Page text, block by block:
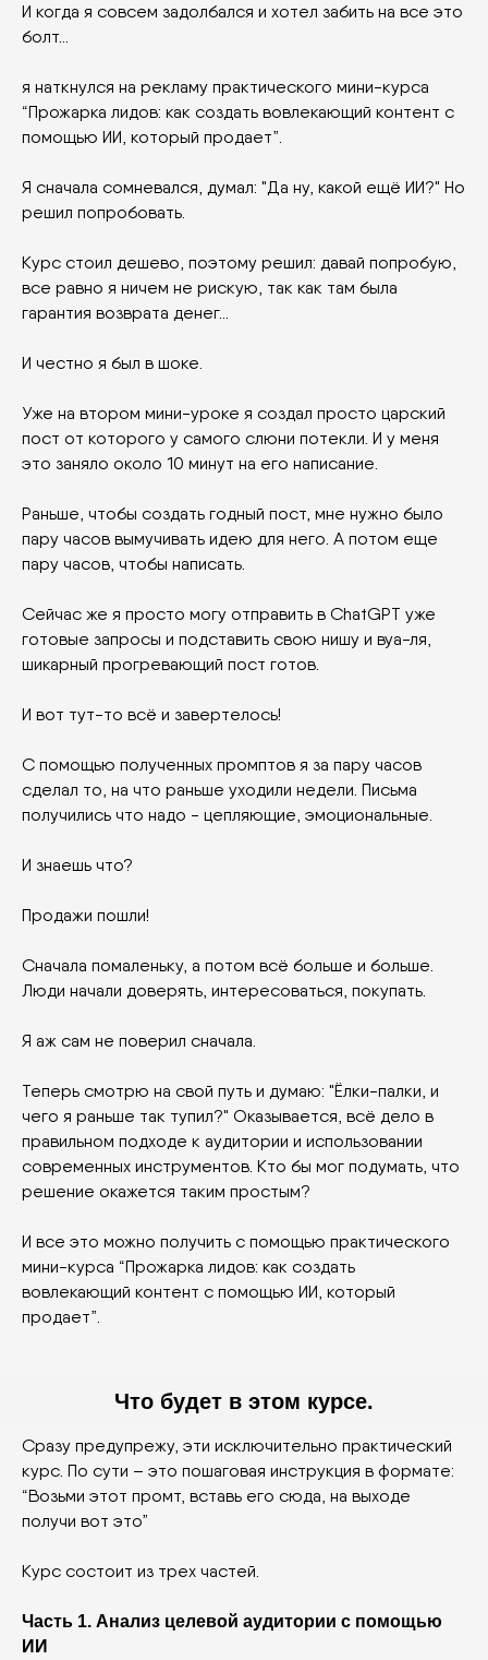
И когда я совсем задолбался и хотел забить на все это
болт…
я наткнулся на рекламу практического мини-курса
“Прожарка лидов: как создать вовлекающий контент с
помощью ИИ, который продает”.
Я сначала сомневался, думал: "Да ну, какой ещё ИИ?" Но
решил попробовать.
Курс стоил дешево, поэтому решил: давай попробую,
все равно я ничем не рискую, так как там была
гарантия возврата денег…
И честно я был в шоке.
Уже на втором мини-уроке я создал просто царский
пост от которого у самого слюни потекли. И у меня
это заняло около 10 минут на его написание.
Раньше, чтобы создать годный пост, мне нужно было
пару часов вымучивать идею для него. А потом еще
пару часов, чтобы написать.
Сейчас же я просто могу отправить в ChatGPT уже
готовые запросы и подставить свою нишу и вуа-ля,
шикарный прогревающий пост готов.
И вот тут-то всё и завертелось!
С помощью полученных промптов я за пару часов
сделал то, на что раньше уходили недели. Письма
получились что надо - цепляющие, эмоциональные.
И знаешь что?
Продажи пошли!
Сначала помаленьку, а потом всё больше и больше.
Люди начали доверять, интересоваться, покупать.
Я аж сам не поверил сначала.
Теперь смотрю на свой путь и думаю: "Ёлки-палки, и
чего я раньше так тупил?" Оказывается, всё дело в
правильном подходе к аудитории и использовании
современных инструментов. Кто бы мог подумать, что
решение окажется таким простым?
И все это можно получить с помощью практического
мини-курса “Прожарка лидов: как создать
вовлекающий контент с помощью ИИ, который
продает”.
Что будет в этом курсе.
Сразу предупрежу, эти исключительно практический
курс. По сути – это пошаговая инструкция в формате:
“Возьми этот промт, вставь его сюда, на выходе
получи вот это”
Курс состоит из трех частей.
Часть 1. Анализ целевой аудитории с помощью
ИИ